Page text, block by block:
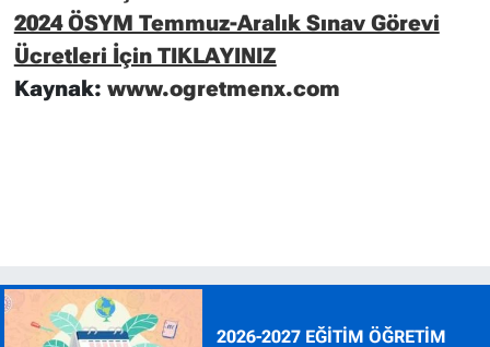
2024 ÖSYM Temmuz-Aralık Sınav Görevi
Ücretleri İçin TIKLAYINIZ
Kaynak: www.ogretmenx.com
2026-2027 EĞİTİM ÖĞRETİM